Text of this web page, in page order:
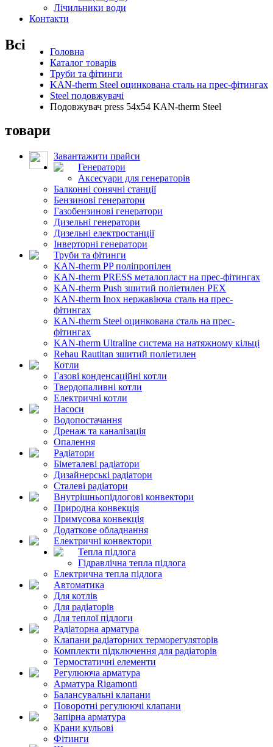
Лічильники води
Контакти
Головна
Каталог товарів
Труби та фітинги
KAN-therm Steel оцинкована сталь на прес-фітингах
Steel подовжувачі
Подовжувач press 54x54 KAN-therm Steel
Всі
товари
Завантажити прайси
Генератори
Аксесуари для генераторів
Балконні сонячні станції
Бензинові генератори
Газобензинові генератори
Дизельні генератори
Дизельні електростанції
Інверторні генератори
Труби та фітинги
KAN-therm PP поліпропілен
KAN-therm PRESS металопласт на прес-фітингах
KAN-therm Push зшитий поліетилен PEX
KAN-therm Inox нержавіюча сталь на прес-
фітингах
KAN-therm Steel оцинкована сталь на прес-
фітингах
KAN-therm Ultraline система на натяжному кільці
Rehau Rautitan зшитий поліетилен
Котли
Газові конденсаційні котли
Твердопаливні котли
Електричні котли
Насоси
Водопостачання
Дренаж та каналізація
Опалення
Радіатори
Біметалеві радіатори
Дизайнерські радіатори
Сталеві радіатори
Внутрішньопідлогові конвектори
Природна конвекція
Примусова конвекція
Додаткове обладнання
Електричні конвектори
Тепла підлога
Гідравлічна тепла підлога
Електрична тепла підлога
Автоматика
Для котлів
Для радіаторів
Для теплої підлоги
Радіаторна арматура
Клапани радіаторних терморегуляторів
Комплекти підключення для радіаторів
Термостатичні елементи
Регулююча арматура
Арматура Rigamonti
Балансувальні клапани
Поворотні регулюючі клапани
Запірна арматура
Крани кульові
Фітинги